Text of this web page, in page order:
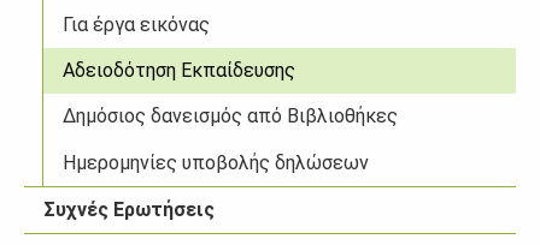
Για έργα εικόνας
Αδειοδότηση Εκπαίδευσης
Δημόσιος δανεισμός από Βιβλιοθήκες
Ημερομηνίες υποβολής δηλώσεων
Συχνές Ερωτήσεις